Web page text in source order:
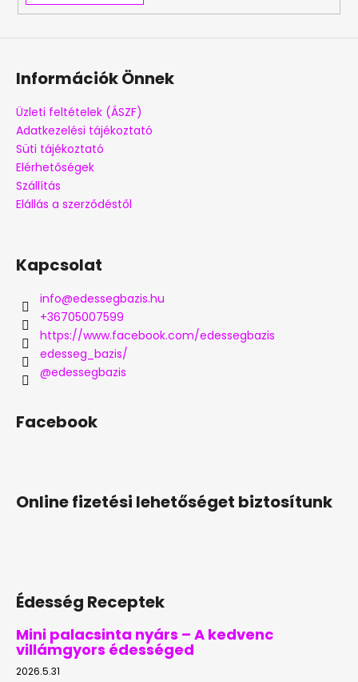
Információk Önnek
Üzleti feltételek (ÁSZF)
Adatkezelési tájékoztató
Süti tájékoztató
Elérhetőségek
Szállítás
Elállás a szerződéstől
Kapcsolat
info@edessegbazis.hu
+36705007599
https://www.facebook.com/edessegbazis
edesseg_bazis/
@edessegbazis
Facebook
Online fizetési lehetőséget biztosítunk
Édesség Receptek
Mini palacsinta nyárs – A kedvenc
villámgyors édességed
2026.5.31